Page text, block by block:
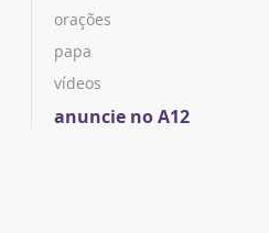
orações
papa
vídeos
anuncie no A12